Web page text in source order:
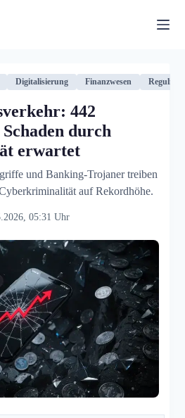
Digitalisierung Finanzwesen
442
durch
erwartet
und Banking-Trojaner treiben
auf Rekordhöhe.
05:31 Uhr